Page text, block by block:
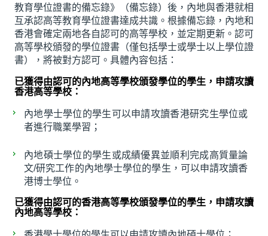
教育學位證書的備忘錄》（備忘錄）後，內地與香港就相
互承認高等教育學位證書達成共識。根據備忘錄，內地和
香港會確定兩地各自認可的高等學校，並定期更新。認可
高等學校頒發的學位證書（僅包括學士或學士以上學位證
書），將被對方認可。具體內容包括：
已獲得由認可的內地高等學校頒發學位的學生，申請攻讀
香港高等學校：
內地學士學位的學生可以申請攻讀香港研究生學位或
者進行職業學習；
內地碩士學位的學生或成績優異並順利完成高質量論
文/研究工作的內地學士學位的學生，可以申請攻讀香
港博士學位。
已獲得由認可的香港高等學校頒發學位的學生，申請攻讀
內地高等學校：